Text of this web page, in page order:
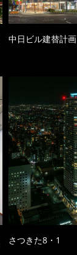
中日ビル建替計画
さつきた8・1